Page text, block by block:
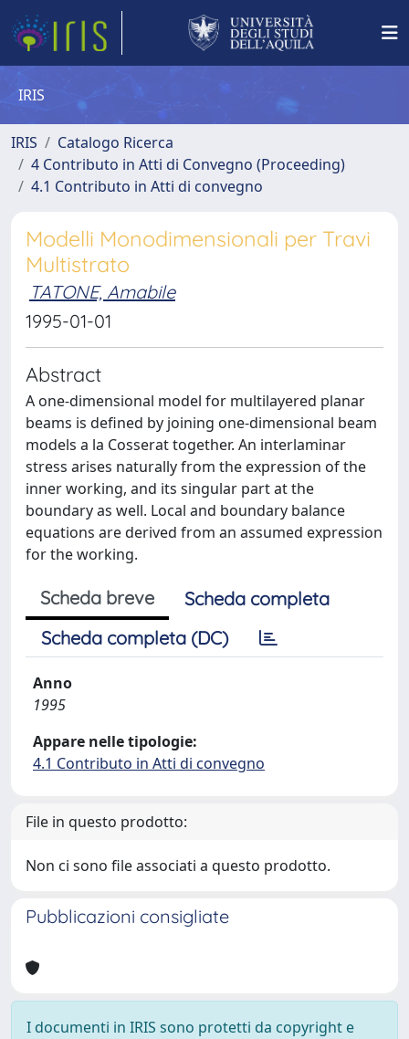
IRIS
IRIS
Catalogo Ricerca
4 Contributo in Atti di Convegno (Proceeding)
4.1 Contributo in Atti di convegno
Modelli Monodimensionali per Travi
Multistrato
TATONE, Amabile
1995-01-01
Abstract
A one-dimensional model for multilayered planar
beams is deﬁned by joining one-dimensional beam
models a la Cosserat together. An interlaminar
stress arises naturally from the expression of the
inner working, and its singular part at the
boundary as well. Local and boundary balance
equations are derived from an assumed expression
for the working.
Scheda breve
Scheda completa
Scheda completa (DC)
Anno
1995
Appare nelle tipologie:
4.1 Contributo in Atti di convegno
File in questo prodotto:
Non ci sono file associati a questo prodotto.
Pubblicazioni consigliate
I documenti in IRIS sono protetti da copyright e